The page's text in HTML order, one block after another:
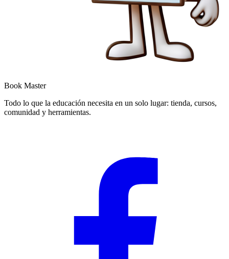
Book Master
Todo lo que la educación necesita en un solo lugar: tienda, cursos,
comunidad y herramientas.